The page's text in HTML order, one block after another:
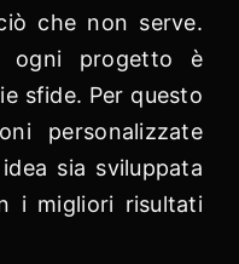
che non serve.
ogni progetto è
sfide. Per questo
personalizzate
sia sviluppata
i migliori risultati